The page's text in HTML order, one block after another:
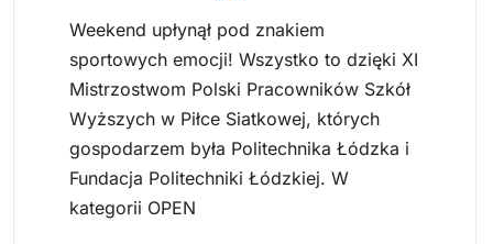
Weekend upłynął pod znakiem
sportowych emocji! Wszystko to dzięki XI
Mistrzostwom Polski Pracowników Szkół
Wyższych w Piłce Siatkowej, których
gospodarzem była Politechnika Łódzka i
Fundacja Politechniki Łódzkiej. W
kategorii OPEN